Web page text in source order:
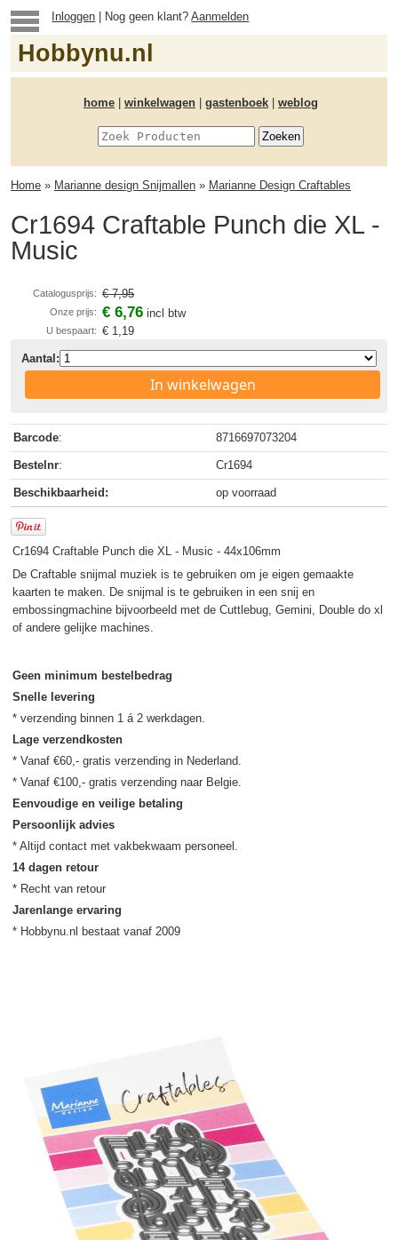
Inloggen | Nog geen klant?Aanmelden
Hobbynu.nl
home winkelwagen gastenboek weblog
Home » Marianne design Snijmallen » Marianne Design Craftables
Cr1694 Craftable Punch die XL -
Music
Catalogusprijs: € 7,95
Onze prijs: € 6,76 incl btw
U bespaart: € 1,19
Aantal:
In winkelwagen
Barcode: 8716697073204
Bestelnr: Cr1694
Beschikbaarheid: op voorraad
Cr1694 Craftable Punch die XL - Music - 44x106mm
De Craftable snijmal muziek is te gebruiken om je eigen gemaakte
kaarten te maken. De snijmal is te gebruiken in een snij en
embossingmachine bijvoorbeeld met de Cuttlebug, Gemini, Double do xl
of andere gelijke machines.
Geen minimum bestelbedrag
Snelle levering
Lage verzendkosten
* Vanaf €60,- gratis verzending in Nederland.
Eenvoudige en veilige betaling
Persoonlijk advies
14 dagen retour
Jarenlange ervaring
* Hobbynu.nl bestaat vanaf 2009